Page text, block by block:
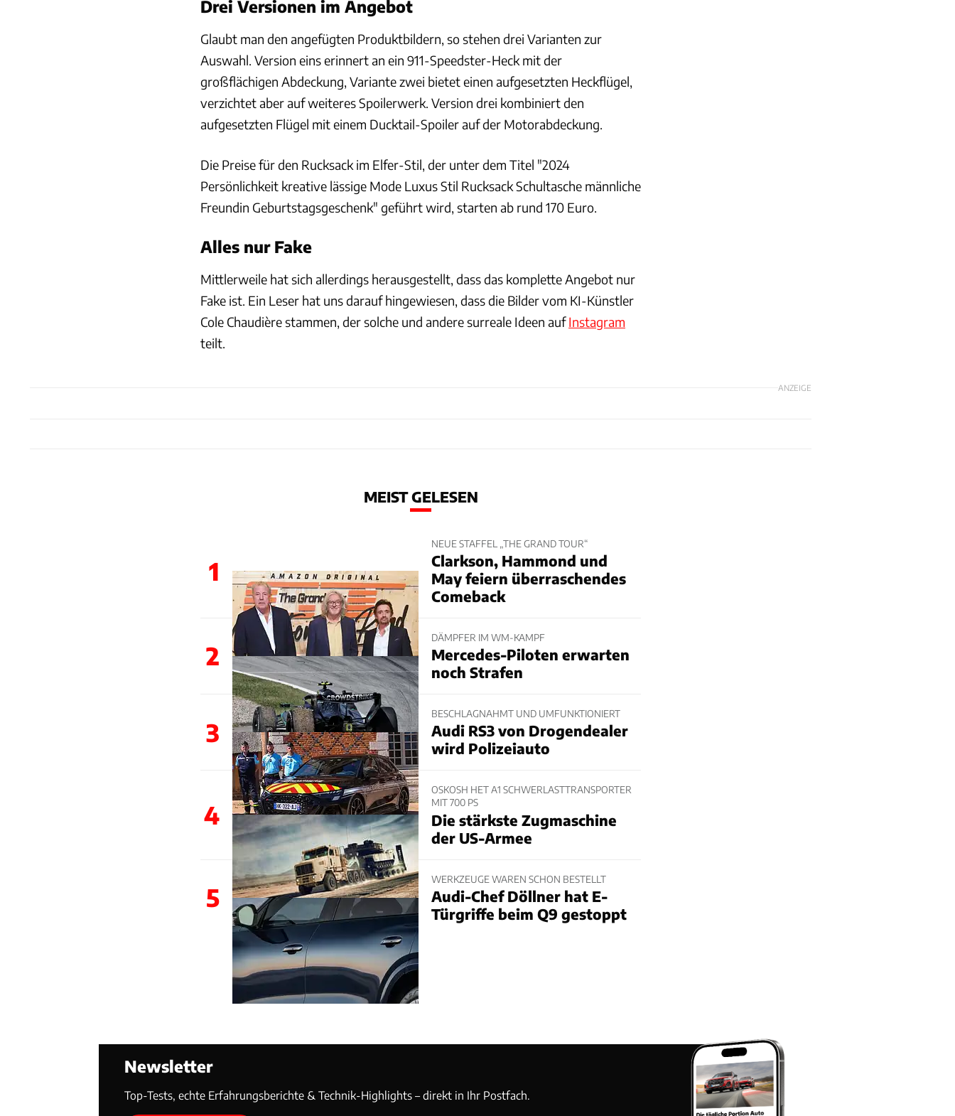
Drei Versionen im Angebot
Glaubt man den angefügten Produktbildern, so stehen drei Varianten zur
Auswahl. Version eins erinnert an ein 911-Speedster-Heck mit der
großflächigen Abdeckung, Variante zwei bietet einen aufgesetzten Heckflügel,
verzichtet aber auf weiteres Spoilerwerk. Version drei kombiniert den
aufgesetzten Flügel mit einem Ducktail-Spoiler auf der Motorabdeckung.
Die Preise für den Rucksack im Elfer-Stil, der unter dem Titel "2024
Persönlichkeit kreative lässige Mode Luxus Stil Rucksack Schultasche männliche
Freundin Geburtstagsgeschenk" geführt wird, starten ab rund 170 Euro.
Alles nur Fake
Mittlerweile hat sich allerdings herausgestellt, dass das komplette Angebot nur
Fake ist. Ein Leser hat uns darauf hingewiesen, dass die Bilder vom KI-Künstler
Cole Chaudière stammen, der solche und andere surreale Ideen aufInstagram
teilt.
ANZEIGE
MEIST GELESEN
1
NEUE STAFFEL „THE GRAND TOUR“
Clarkson, Hammond und
May feiern überraschendes
Comeback
2
DÄMPFER IM WM-KAMPF
Mercedes-Piloten erwarten
noch Strafen
3
BESCHLAGNAHMT UND UMFUNKTIONIERT
Audi RS3 von Drogendealer
wird Polizeiauto
4
OSKOSH HET A1 SCHWERLASTTRANSPORTER
MIT 700 PS
Die stärkste Zugmaschine
der US-Armee
5
WERKZEUGE WAREN SCHON BESTELLT
Audi-Chef Döllner hat E-
Türgriffe beim Q9 gestoppt
Newsletter
Top-Tests, echte Erfahrungsberichte & Technik-Highlights – direkt in Ihr Postfach.